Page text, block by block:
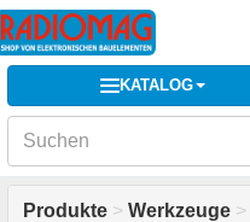
KATALOG
Produkte > Werkzeuge >